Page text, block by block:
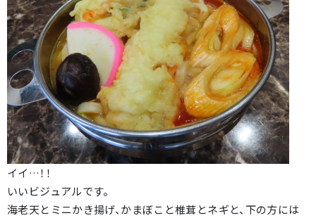
イイ…！！
いいビジュアルです。
海老天とミニかき揚げ、かまぼこと椎茸とネギと、下の方には